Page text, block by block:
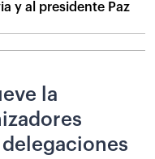
y al presidente Paz
la